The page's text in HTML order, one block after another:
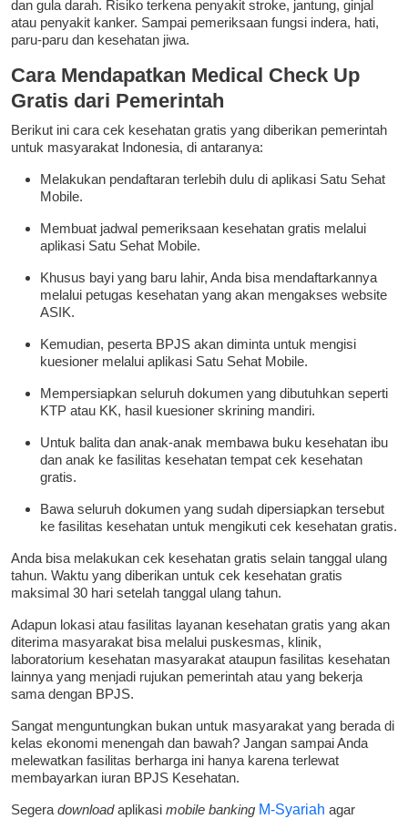
dan gula darah. Risiko terkena penyakit stroke, jantung, ginjal
atau penyakit kanker. Sampai pemeriksaan fungsi indera, hati,
paru-paru dan kesehatan jiwa.
Cara Mendapatkan Medical Check Up
Gratis dari Pemerintah
Berikut ini cara cek kesehatan gratis yang diberikan pemerintah
untuk masyarakat Indonesia, di antaranya:
Melakukan pendaftaran terlebih dulu di aplikasi Satu Sehat
Mobile.
Membuat jadwal pemeriksaan kesehatan gratis melalui
aplikasi Satu Sehat Mobile.
Khusus bayi yang baru lahir, Anda bisa mendaftarkannya
melalui petugas kesehatan yang akan mengakses website
ASIK.
Kemudian, peserta BPJS akan diminta untuk mengisi
kuesioner melalui aplikasi Satu Sehat Mobile.
Mempersiapkan seluruh dokumen yang dibutuhkan seperti
KTP atau KK, hasil kuesioner skrining mandiri.
Untuk balita dan anak-anak membawa buku kesehatan ibu
dan anak ke fasilitas kesehatan tempat cek kesehatan
gratis.
Bawa seluruh dokumen yang sudah dipersiapkan tersebut
ke fasilitas kesehatan untuk mengikuti cek kesehatan gratis.
Anda bisa melakukan cek kesehatan gratis selain tanggal ulang
tahun. Waktu yang diberikan untuk cek kesehatan gratis
maksimal 30 hari setelah tanggal ulang tahun.
Adapun lokasi atau fasilitas layanan kesehatan gratis yang akan
diterima masyarakat bisa melalui puskesmas, klinik,
laboratorium kesehatan masyarakat ataupun fasilitas kesehatan
lainnya yang menjadi rujukan pemerintah atau yang bekerja
sama dengan BPJS.
Sangat menguntungkan bukan untuk masyarakat yang berada di
kelas ekonomi menengah dan bawah? Jangan sampai Anda
melewatkan fasilitas berharga ini hanya karena terlewat
membayarkan iuran BPJS Kesehatan.
Segera downloadaplikasi mobile banking M-Syariah agar